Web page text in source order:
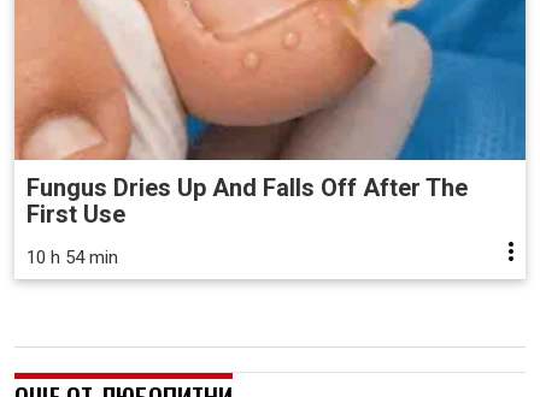
Fungus Dries Up And Falls Off After The
First Use
10 h 54 min